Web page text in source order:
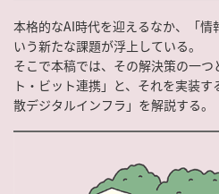
本格的なAI時代を迎えるなか、「情
いう新たな課題が浮上している。
そこで本稿では、その解決策の一
ト・ビット連携」と、それを実装
散デジタルインフラ」を解説する。